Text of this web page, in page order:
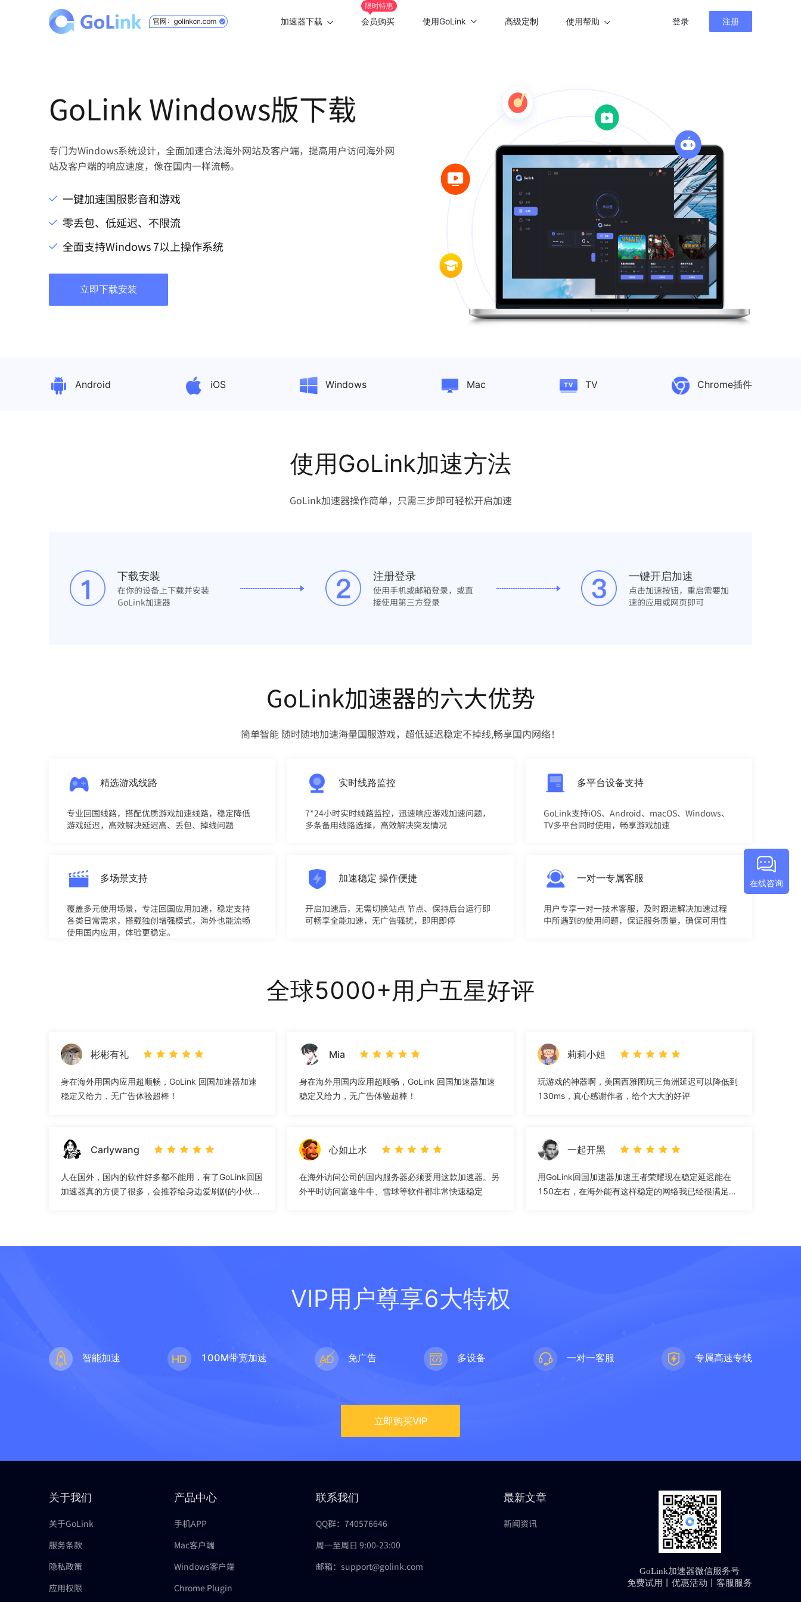
加速器下载
Android版
限时特惠
会员购买 使用GoLink 高级定制 使用帮助 登录 注册
在线咨询
GoLink Windows版下载
专门为Windows系统设计，全面加速合法海外网站及客户端，提高用户访问海外网
站及客户端的响应速度，像在国内一样流畅。
一键加速国服影音和游戏
零丢包、低延迟、不限流
全面支持Windows 7以上操作系统
立即下载安装
Android iOS Windows Mac TV Chrome插件
使用GoLink加速方法
GoLink加速器操作简单，只需三步即可轻松开启加速
下载安装
在你的设备上下载并安装
GoLink加速器
注册登录
使用手机或邮箱登录，或直
接使用第三方登录
一键开启加速
点击加速按钮，重启需要加
速的应用或网页即可
GoLink加速器的六大优势
简单智能 随时随地加速海量国服游戏，超低延迟稳定不掉线,畅享国内网络！
精选游戏线路
专业回国线路，搭配优质游戏加速线路，稳定降低
游戏延迟，高效解决延迟高、丢包、掉线问题
实时线路监控
7*24小时实时线路监控，迅速响应游戏加速问题，
多条备用线路选择，高效解决突发情况
多平台设备支持
GoLink支持iOS、Android、macOS、Windows、
TV多平台同时使用，畅享游戏加速
多场景支持
覆盖多元使用场景，专注回国应用加速，稳定支持
各类日常需求，搭载独创增强模式，海外也能流畅
使用国内应用，体验更稳定。
加速稳定 操作便捷
开启加速后，无需切换站点 节点、保持后台运行即
可畅享全能加速，无广告骚扰，即用即停
一对一专属客服
用户专享一对一技术客服，及时跟进解决加速过程
中所遇到的使用问题，保证服务质量，确保可用性
全球5000+用户五星好评
彬彬有礼
身在海外用国内应用超顺畅，GoLink 回国加速器加速
稳定又给力，无广告体验超棒！
Mia
身在海外用国内应用超顺畅，GoLink 回国加速器加速
稳定又给力，无广告体验超棒！
莉莉小姐
玩游戏的神器啊，美国西雅图玩三角洲延迟可以降低到
130ms，真心感谢作者，给个大大的好评
Carlywang
人在国外，国内的软件好多都不能用，有了GoLink回国
加速器真的方便了很多，会推荐给身边爱刷剧的小伙
心如止水
在海外访问公司的国内服务器必须要用这款加速器。另
外平时访问富途牛牛、雪球等软件都非常快速稳定
一起开黑
用GoLink回国加速器加速王者荣耀现在稳定延迟能在
150左右，在海外能有这样稳定的网络我已经很满足
VIP用户尊享6大特权
智能加速 100M带宽加速 免广告 多设备 一对一客服 专属高速专线
立即购买VIP
关于我们
关于GoLink
服务条款
隐私政策
应用权限
产品中心
手机APP
Mac客户端
Windows客户端
Chrome Plugin
联系我们
QQ群：740576646
周一至周日 9:00-23:00
邮箱：support@golink.com
最新文章
新闻资讯
GoLink加速器微信服务号
免费试用丨优惠活动丨客服服务